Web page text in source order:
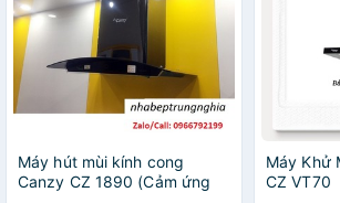
Máy hút mùi kính cong
Canzy CZ 1890 (Cảm ứng
Máy Khử
CZ VT70